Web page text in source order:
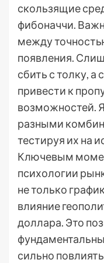
скользящие
фибоначчи.
между
появления.
сбить с толку,
привести к
возможностей.
разными
тестируя их на
Ключевым
психологии
не только
влияние
доллара. Это
сильно